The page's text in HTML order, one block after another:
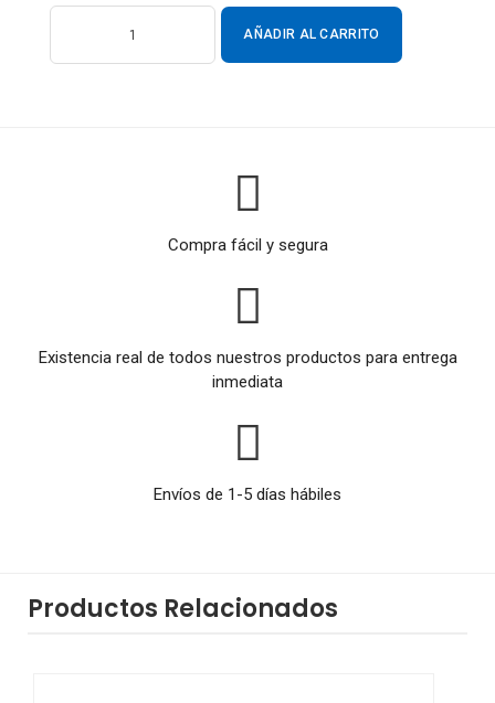
AÑADIR AL CARRITO
Compra fácil y segura
Existencia real de todos nuestros productos para entrega
inmediata
Envíos de 1-5 días hábiles
Productos Relacionados